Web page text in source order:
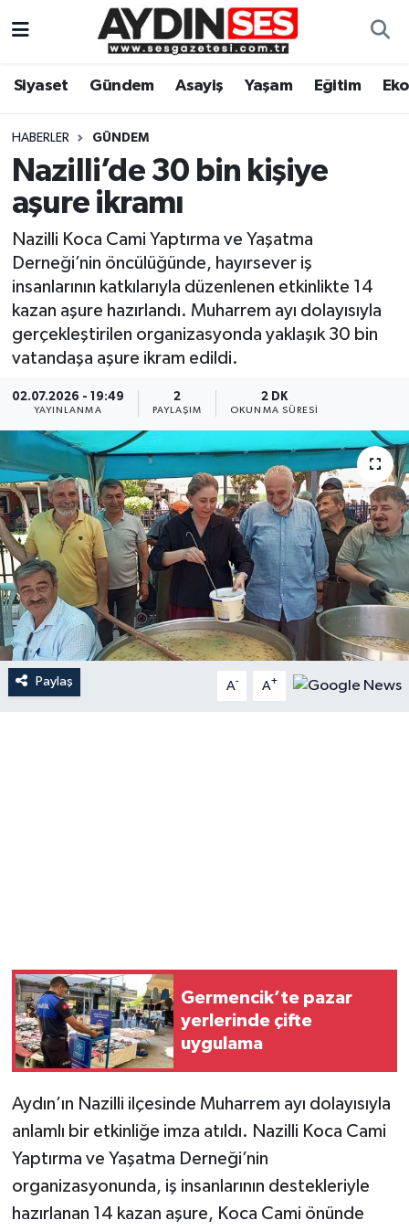
Siyaset Gündem Asayiş Yaşam Eğitim
HABERLER GÜNDEM
Nazilli’de 30 bin kişiye
aşure ikramı
Nazilli Koca Cami Yaptırma ve Yaşatma
Derneği’nin öncülüğünde, hayırsever iş
insanlarının katkılarıyla düzenlenen etkinlikte 14
kazan aşure hazırlandı. Muharrem ayı dolayısıyla
gerçekleştirilen organizasyonda yaklaşık 30 bin
vatandaşa aşure ikram edildi.
02.07.2026 - 19:49
YAYINLANMA
2
PAYLAŞIM
2 DK
OKUNMA SÜRESI
Paylaş A- A+
Germencik’te pazar
yerlerinde çifte
uygulama
Aydın’ın Nazilli ilçesinde Muharrem ayı dolayısıyla
anlamlı bir etkinliğe imza atıldı. Nazilli Koca Cami
Yaptırma ve Yaşatma Derneği’nin
organizasyonunda, iş insanlarının destekleriyle
hazırlanan 14 kazan aşure, Koca Cami önünde
Gündem
Siyaset
Ekonomi
Yaşam
Kültür Sanat
Spor
Aydın Hava Durumu
Aydin Namaz Vakitleri
Aydın Trafik Yoğunluk Haritası
Süper Lig Puan Durumu ve Fikstür
Tüm Manşetler
Son Dakika Haberleri
Haber Arşivi